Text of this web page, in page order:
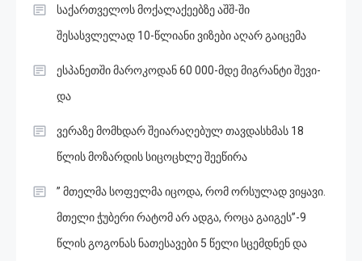
საქართველოს მოქალაქეებზე აშშ-ში
შესასვლელად 10-წლიანი ვიზები აღარ გაიცემა
ესპანეთში მა­რო­კო­დან 60 000-მდე მიგ­რან­ტი შე­ვი­
და
ვერაზე მომხდარ შეიარაღებულ თავდასხმას 18
წლის მოზარდის სიცოცხლე შეეწირა
” მთელმა სოფელმა იცოდა, რომ ორსულად ვიყავი.
მთელი ჭუბერი რატომ არ ადგა, როცა გაიგეს”-9
წლის გოგონას ნათესავები 5 წელი სცემდნენ და